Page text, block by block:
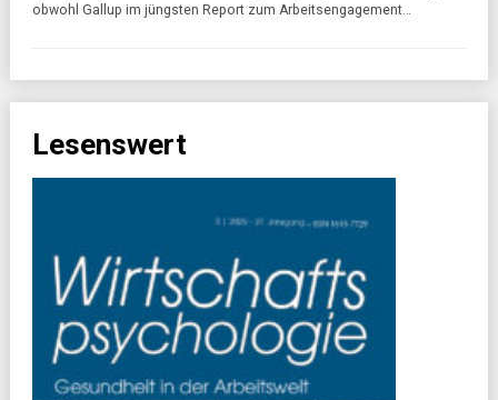
obwohl Gallup im jüngsten Report zum Arbeitsengagement…
Lesenswert